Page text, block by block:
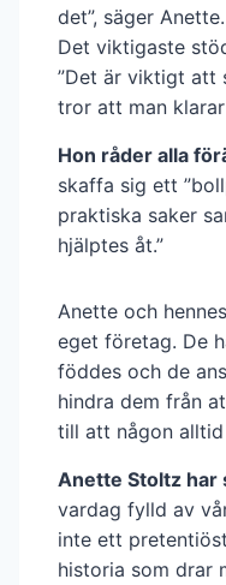
det”, säger Anette.
Det viktigaste
”Det är viktigt att
tror att man
Hon råder alla
skaffa sig ett
praktiska saker
hjälptes åt.”
Anette och
eget företag. De
föddes och de
hindra dem från
till att någon alltid
Anette Stoltz har
vardag fylld av
inte ett
historia som drar